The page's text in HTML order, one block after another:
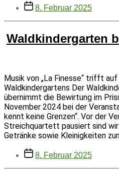
Beitragsdatum
8. Februar 2025
Waldkindergarten
Musik von „La Finesse“ trifft
Waldkindergartens Der
übernimmt die Bewirtung im
November 2024 bei der
kennt keine Grenzen“. Vor der
Streichquartett pausiert sind
Getränke sowie Kleinigkeiten
Beitragsdatum
8. Februar 2025